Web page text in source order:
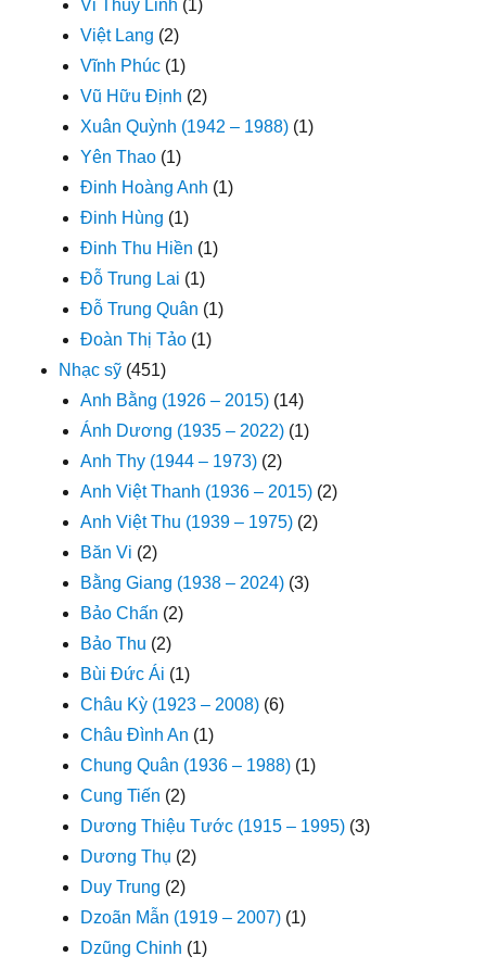
Vi Thùy Linh (1)
Việt Lang (2)
Vĩnh Phúc (1)
Vũ Hữu Định (2)
Xuân Quỳnh (1942 – 1988) (1)
Yên Thao (1)
Đinh Hoàng Anh (1)
Đinh Hùng (1)
Đinh Thu Hiền (1)
Đỗ Trung Lai (1)
Đỗ Trung Quân (1)
Đoàn Thị Tảo (1)
Nhạc sỹ (451)
Anh Bằng (1926 – 2015) (14)
Ánh Dương (1935 – 2022) (1)
Anh Thy (1944 – 1973) (2)
Anh Việt Thanh (1936 – 2015) (2)
Anh Việt Thu (1939 – 1975) (2)
Băn Vi (2)
Bằng Giang (1938 – 2024) (3)
Bảo Chấn (2)
Bảo Thu (2)
Bùi Đức Ái (1)
Châu Kỳ (1923 – 2008) (6)
Châu Đình An (1)
Chung Quân (1936 – 1988) (1)
Cung Tiến (2)
Dương Thiệu Tước (1915 – 1995) (3)
Dương Thụ (2)
Duy Trung (2)
Dzoãn Mẫn (1919 – 2007) (1)
Dzũng Chinh (1)